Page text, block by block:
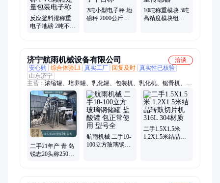
反应釜料灌称重
电子地磅 2吨不锈
2吨小型电子秤 地
磅秤 2000公斤U
10吨称重模块 5吨
高精度模块组合
济宁航雨机械设备有限公司
洽谈
安心购
综合体验L1 真实工厂 回复及时 真实性已核验
山东济宁
主营： 浓缩罐、培养罐、乳化罐、包装机、乳化机、锯骨机、干
燥机、灌装机、纯水泵、扎线机、石灰窑、配液罐、环蒸发、蒸
发器、杀菌机、分散机、上料机、压缩机、冷凝器、转子泵、超
声波、制氮机、封切机、地埋罐、换热器
二手21年产 青 岛
锐志20头称250型
航雨机械 二手10-
100立方玻璃钢储
二手​1.5X1.5米 ​
1.2X1.5米结晶转